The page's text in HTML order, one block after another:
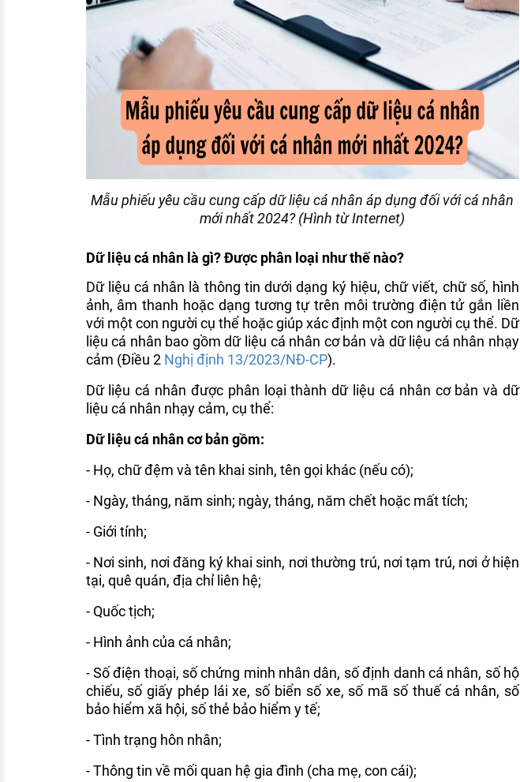
Mẫu phiếu yêu cầu cung cấp dữ liệu cá nhân áp dụng đối với cá nhân
mới nhất 2024? (Hình từ Internet)
Dữ liệu cá nhân là gì? Được phân loại như thế nào?
Dữ liệu cá nhân là thông tin dưới dạng ký hiệu, chữ viết, chữ số, hình
ảnh, âm thanh hoặc dạng tương tự trên môi trường điện tử gắn liền
với một con người cụ thể hoặc giúp xác định một con người cụ thể. Dữ
liệu cá nhân bao gồm dữ liệu cá nhân cơ bản và dữ liệu cá nhân nhạy
cảm (Điều 2 Nghị định 13/2023/NĐ-CP).
Dữ liệu cá nhân được phân loại thành dữ liệu cá nhân cơ bản và dữ
liệu cá nhân nhạy cảm, cụ thể:
Dữ liệu cá nhân cơ bản gồm:
- Họ, chữ đệm và tên khai sinh, tên gọi khác (nếu có);
- Ngày, tháng, năm sinh; ngày, tháng, năm chết hoặc mất tích;
- Giới tính;
- Nơi sinh, nơi đăng ký khai sinh, nơi thường trú, nơi tạm trú, nơi ở hiện
tại, quê quán, địa chỉ liên hệ;
- Quốc tịch;
- Hình ảnh của cá nhân;
- Số điện thoại, số chứng minh nhân dân, số định danh cá nhân, số hộ
chiếu, số giấy phép lái xe, số biển số xe, số mã số thuế cá nhân, số
bảo hiểm xã hội, số thẻ bảo hiểm y tế;
- Tình trạng hôn nhân;
- Thông tin về mối quan hệ gia đình (cha mẹ, con cái);